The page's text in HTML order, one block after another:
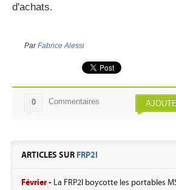
d'achats.
ParFabrice Alessi
0 Commentaires
ARTICLES SUR FRP2I
Février - La FRP2I boycotte les portables